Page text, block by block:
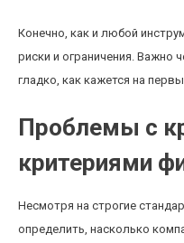
Конечно, как и любой
риски и ограничения. Важно
гладко, как кажется на
Проблемы с
критериями
Несмотря на строгие
определить, насколько